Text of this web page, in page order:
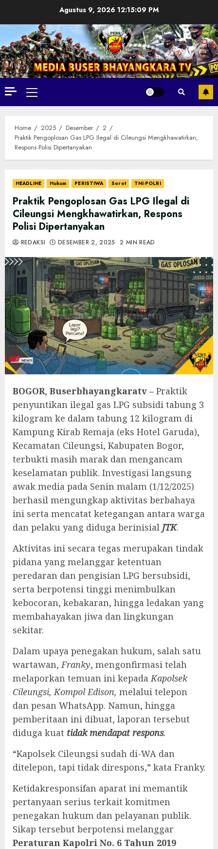
Agustus 9, 202612:15:11 PM
Primary
Menu
Home 2025 Desember
2
Praktik Pengoplosan Gas LPG Ilegal di Cileungsi Mengkhawatirkan,
Respons Polisi Dipertanyakan
HEADLINE Hukum PERISTIWA Sorot TNI-POLRI
Praktik Pengoplosan Gas LPG Ilegal di
Cileungsi Mengkhawatirkan, Respons
Polisi Dipertanyakan
REDAKSI DESEMBER 2, 2025 2 MIN READ
BOGOR, Buserbhayangkaratv – Praktik
penyuntikan ilegal gas LPG subsidi tabung 3
kilogram ke dalam tabung 12 kilogram di
Kampung Kirab Remaja (eks Hotel Garuda),
Kecamatan Cileungsi, Kabupaten Bogor,
terbukti masih marak dan mengancam
keselamatan publik. Investigasi langsung
awak media pada Senin malam (1/12/2025)
berhasil mengungkap aktivitas berbahaya
ini serta mencatat ketegangan antara warga
dan pelaku yang diduga berinisial JTK.
Aktivitas ini secara tegas merupakan tindak
pidana yang melanggar ketentuan
peredaran dan pengisian LPG bersubsidi,
serta berpotensi tinggi menimbulkan
kebocoran, kebakaran, hingga ledakan yang
membahayakan jiwa dan lingkungan
sekitar.
Dalam upaya penegakan hukum, salah satu
wartawan, Franky, mengonfirmasi telah
melaporkan temuan ini kepada Kapolsek
Cileungsi, Kompol Edison, melalui telepon
dan pesan WhatsApp. Namun, hingga
pemberitaan ini dibuat, laporan tersebut
diduga kuat tidak mendapat respons.
“Kapolsek Cileungsi sudah di-WA dan
ditelepon, tapi tidak direspons,” kata Franky.
Ketidakresponsifan aparat ini memantik
pertanyaan serius terkait komitmen
penegakan hukum dan pelayanan publik.
Sikap tersebut berpotensi melanggar
Peraturan Kapolri No. 6 Tahun 2019